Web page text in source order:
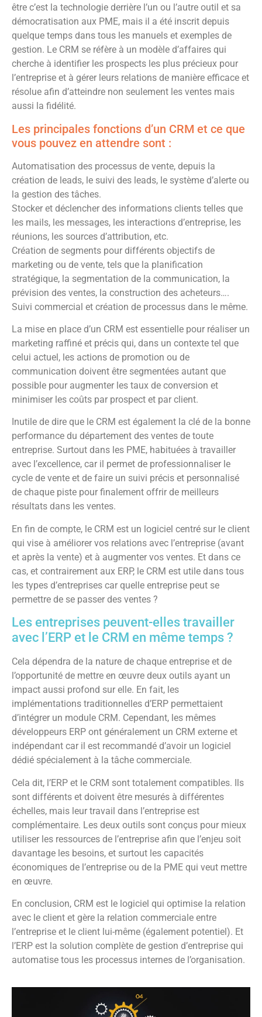
être c’est la technologie derrière l’un ou l’autre outil et sa
démocratisation aux PME, mais il a été inscrit depuis
quelque temps dans tous les manuels et exemples de
gestion. Le CRM se réfère à un modèle d’affaires qui
cherche à identifier les prospects les plus précieux pour
l’entreprise et à gérer leurs relations de manière efficace et
résolue afin d’atteindre non seulement les ventes mais
aussi la fidélité.
Les principales fonctions d’un CRM et ce que
vous pouvez en attendre sont :
Automatisation des processus de vente, depuis la
création de leads, le suivi des leads, le système d’alerte ou
la gestion des tâches.
Stocker et déclencher des informations clients telles que
les mails, les messages, les interactions d’entreprise, les
réunions, les sources d’attribution, etc.
Création de segments pour différents objectifs de
marketing ou de vente, tels que la planification
stratégique, la segmentation de la communication, la
prévision des ventes, la construction des acheteurs….
Suivi commercial et création de processus dans le même.
La mise en place d’un CRM est essentielle pour réaliser un
marketing raffiné et précis qui, dans un contexte tel que
celui actuel, les actions de promotion ou de
communication doivent être segmentées autant que
possible pour augmenter les taux de conversion et
minimiser les coûts par prospect et par client.
Inutile de dire que le CRM est également la clé de la bonne
performance du département des ventes de toute
entreprise. Surtout dans les PME, habituées à travailler
avec l’excellence, car il permet de professionnaliser le
cycle de vente et de faire un suivi précis et personnalisé
de chaque piste pour finalement offrir de meilleurs
résultats dans les ventes.
En fin de compte, le CRM est un logiciel centré sur le client
qui vise à améliorer vos relations avec l’entreprise (avant
et après la vente) et à augmenter vos ventes. Et dans ce
cas, et contrairement aux ERP, le CRM est utile dans tous
les types d’entreprises car quelle entreprise peut se
permettre de se passer des ventes ?
Les entreprises peuvent-elles travailler
avec l’ERP et le CRM en même temps ?
Cela dépendra de la nature de chaque entreprise et de
l’opportunité de mettre en œuvre deux outils ayant un
impact aussi profond sur elle. En fait, les
implémentations traditionnelles d’ERP permettaient
d’intégrer un module CRM. Cependant, les mêmes
développeurs ERP ont généralement un CRM externe et
indépendant car il est recommandé d’avoir un logiciel
dédié spécialement à la tâche commerciale.
Cela dit, l’ERP et le CRM sont totalement compatibles. Ils
sont différents et doivent être mesurés à différentes
échelles, mais leur travail dans l’entreprise est
complémentaire. Les deux outils sont conçus pour mieux
utiliser les ressources de l’entreprise afin que l’enjeu soit
davantage les besoins, et surtout les capacités
économiques de l’entreprise ou de la PME qui veut mettre
en œuvre.
En conclusion, CRM est le logiciel qui optimise la relation
avec le client et gère la relation commerciale entre
l’entreprise et le client lui-même (également potentiel). Et
l’ERP est la solution complète de gestion d’entreprise qui
automatise tous les processus internes de l’organisation.